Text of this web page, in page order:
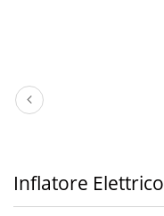
Inflatore Elettrico